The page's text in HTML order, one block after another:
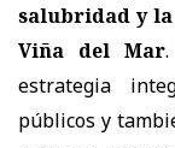
salubridad y
Viña del Mar
estrategia
públicos y